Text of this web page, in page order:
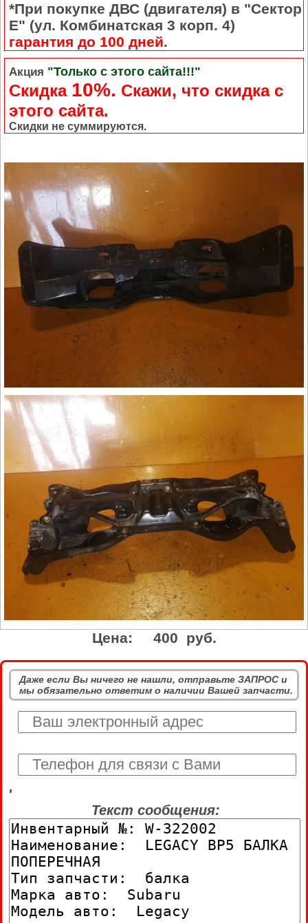
*При покупке ДВС (двигателя) в "Сектор
Е" (ул. Комбинатская 3 корп. 4)
гарантия до 100 дней.
Акция "Только с этого сайта!!!"
Скидка 10%. Cкажи, что скидка с
этого сайта.
Скидки не суммируются.
Цена: 400 руб.
Даже если Вы ничего не нашли, отправьте ЗАПРОС и
мы обязательно ответим о наличии Вашей запчасти.
'
Текст сообщения: